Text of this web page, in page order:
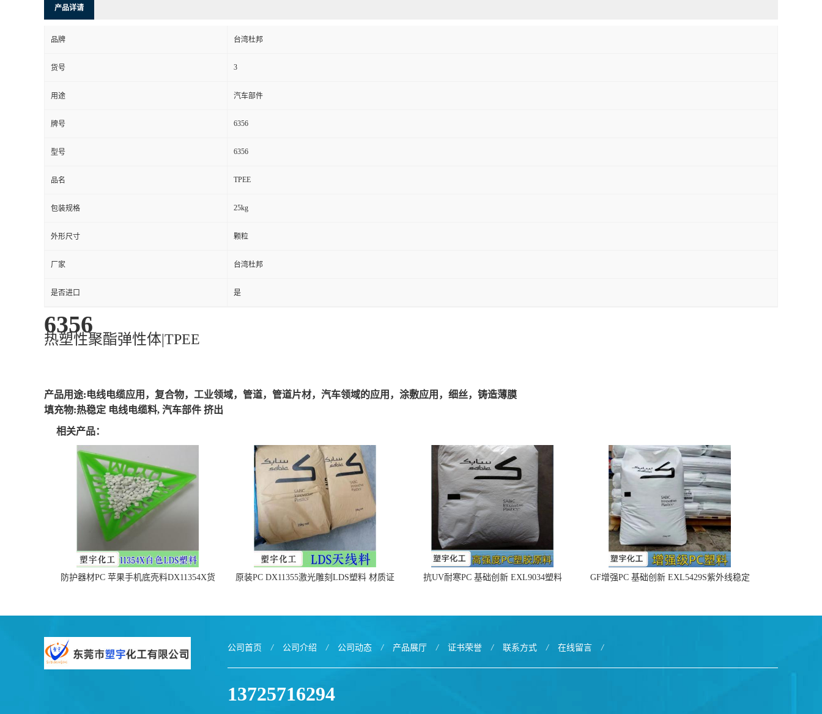
产品详请
品牌 台湾杜邦
货号 3
用途 汽车部件
牌号 6356
型号 6356
品名 TPEE
包装规格 25kg
外形尺寸 颗粒
厂家 台湾杜邦
是否进口 是
6356
热塑性聚酯弹性体|TPEE
产品用途:电线电缆应用，复合物，工业领域，管道，管道片材，汽车领域的应用，涂敷应用，细丝，铸造薄膜
填充物:热稳定 电线电缆料, 汽车部件 挤出
相关产品：
防护器材PC 苹果手机底壳料DX11354X货
原装PC DX11355激光雕刻LDS塑料 材质证
抗UV耐寒PC 基础创新 EXL9034塑料
GF增强PC 基础创新 EXL5429S紫外线稳定
公司首页 / 公司介绍 / 公司动态 / 产品展厅 / 证书荣誉 / 联系方式 / 在线留言 /
13725716294